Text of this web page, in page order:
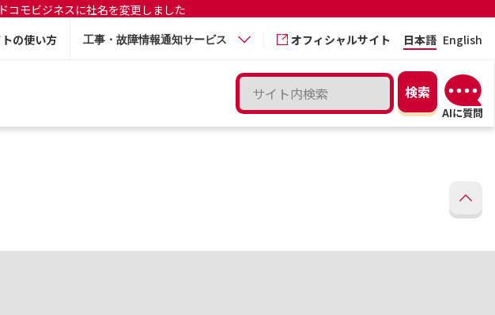
モビジネスに社名を変更しました
の使い方 工事・故障情報通知サービス オフィシャルサイト 日本語 English